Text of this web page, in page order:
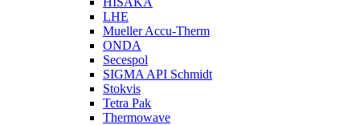
LHE
Mueller Accu-Therm
ONDA
Secespol
SIGMA API Schmidt
Stokvis
Tetra Pak
Thermowave